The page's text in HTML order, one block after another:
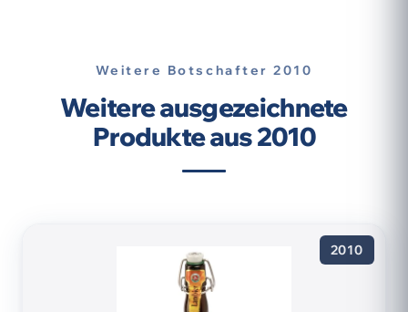
Weitere Botschafter 2010
Weitere ausgezeichnete
Produkte aus 2010
2010